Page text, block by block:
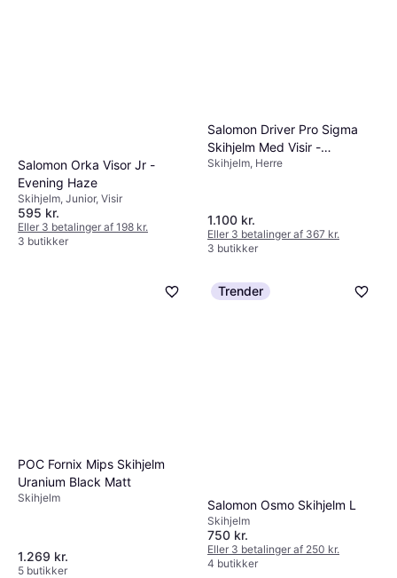
Salomon Orka Visor Jr -
Evening Haze
Skihjelm, Junior, Visir
595 kr.
Eller 3 betalinger af 198 kr.
3 butikker
Salomon Driver Pro Sigma
Skihjelm Med Visir -
Mørkegrøn
Skihjelm, Herre
1.100 kr.
Eller 3 betalinger af 367 kr.
3 butikker
POC Fornix Mips Skihjelm
Uranium Black Matt
Skihjelm
1.269 kr.
5 butikker
Trender
Salomon Osmo Skihjelm L
Skihjelm
750 kr.
Eller 3 betalinger af 250 kr.
4 butikker